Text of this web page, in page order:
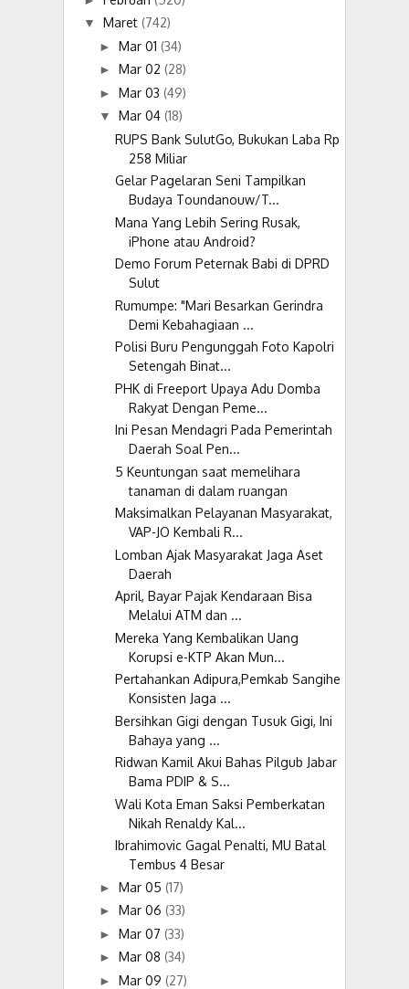
▼ Maret (742)
► Mar 01 (34)
► Mar 02 (28)
► Mar 03 (49)
▼ Mar 04 (18)
RUPS Bank SulutGo, Bukukan Laba Rp
258 Miliar
Gelar Pagelaran Seni Tampilkan
Budaya Toundanouw/T...
Mana Yang Lebih Sering Rusak,
iPhone atau Android?
Demo Forum Peternak Babi di DPRD
Sulut
Rumumpe: "Mari Besarkan Gerindra
Demi Kebahagiaan ...
Polisi Buru Pengunggah Foto Kapolri
Setengah Binat...
PHK di Freeport Upaya Adu Domba
Rakyat Dengan Peme...
Ini Pesan Mendagri Pada Pemerintah
Daerah Soal Pen...
5 Keuntungan saat memelihara
tanaman di dalam ruangan
Maksimalkan Pelayanan Masyarakat,
VAP-JO Kembali R...
Lomban Ajak Masyarakat Jaga Aset
Daerah
April, Bayar Pajak Kendaraan Bisa
Melalui ATM dan ...
Mereka Yang Kembalikan Uang
Korupsi e-KTP Akan Mun...
Pertahankan Adipura,Pemkab Sangihe
Konsisten Jaga ...
Bersihkan Gigi dengan Tusuk Gigi, Ini
Bahaya yang ...
Ridwan Kamil Akui Bahas Pilgub Jabar
Bama PDIP & S...
Wali Kota Eman Saksi Pemberkatan
Nikah Renaldy Kal...
Ibrahimovic Gagal Penalti, MU Batal
Tembus 4 Besar
► Mar 05 (17)
► Mar 06 (33)
► Mar 07 (33)
► Mar 08 (34)
► Mar 09 (27)